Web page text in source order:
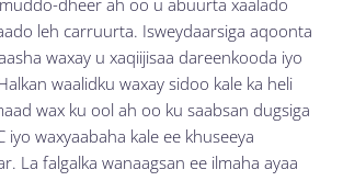
dheer ah oo u abuurta xaalado
leh carruurta. Isweydaarsiga aqoonta
waxay u xaqiijisaa dareenkooda iyo
waalidku waxay sidoo kale ka heli
wax ku ool ah oo ku saabsan dugsiga
iyo waxyaabaha kale ee khuseeya
La falgalka wanaagsan ee ilmaha ayaa